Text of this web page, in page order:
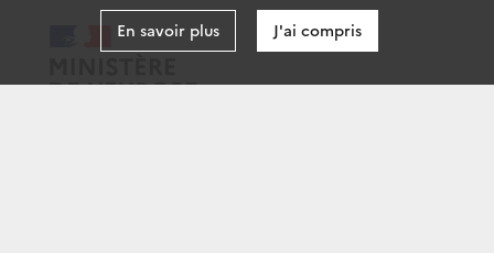
En savoir plus J'ai compris